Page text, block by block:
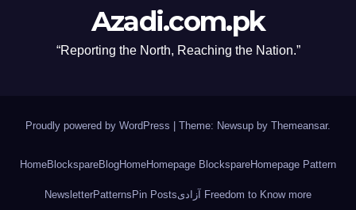
Azadi.com.pk
“Reporting the North, Reaching the Nation.”
Proudly powered by WordPress Theme: Newsup by Themeansar.
HomeBlockspareBlogHomeHomepage BlockspareHomepage Pattern
NewsletterPatterns Pin Posts آزادی Freedom to Know more